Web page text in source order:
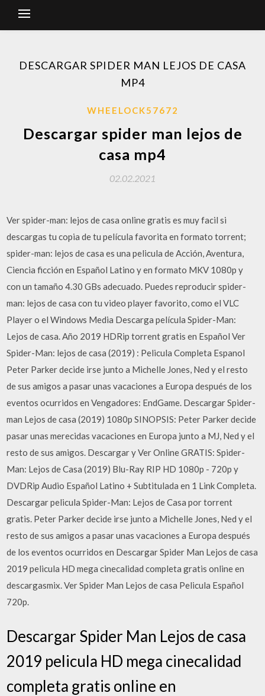
DESCARGAR SPIDER MAN LEJOS DE CASA
MP4
WHEELOCK57672
Descargar spider man lejos de
casa mp4
02.02.2021
Ver spider-man: lejos de casa online gratis es muy facil si
descargas tu copia de tu película favorita en formato torrent;
spider-man: lejos de casa es una pelicula de Acción, Aventura,
Ciencia ficción en Español Latino y en formato MKV 1080p y
con un tamaño 4.30 GBs adecuado. Puedes reproducir spider-
man: lejos de casa con tu video player favorito, como el VLC
Player o el Windows Media Descarga película Spider-Man:
Lejos de casa. Año 2019 HDRip torrent gratis en Español Ver
Spider-Man: lejos de casa (2019) : Pelicula Completa Espanol
Peter Parker decide irse junto a Michelle Jones, Ned y el resto
de sus amigos a pasar unas vacaciones a Europa después de los
eventos ocurridos en Vengadores: EndGame. Descargar Spider-
man Lejos de casa (2019) 1080p SINOPSIS: Peter Parker decide
pasar unas merecidas vacaciones en Europa junto a MJ, Ned y el
resto de sus amigos. Descargar y Ver Online GRATIS: Spider-
Man: Lejos de Casa (2019) Blu-Ray RIP HD 1080p - 720p y
DVDRip Audio Español Latino + Subtitulada en 1 Link Completa.
Descargar pelicula Spider-Man: Lejos de Casa por torrent
gratis. Peter Parker decide irse junto a Michelle Jones, Ned y el
resto de sus amigos a pasar unas vacaciones a Europa después
de los eventos ocurridos en Descargar Spider Man Lejos de casa
2019 pelicula HD mega cinecalidad completa gratis online en
descargasmix. Ver Spider Man Lejos de casa Pelicula Español
720p.
Descargar Spider Man Lejos de casa
2019 pelicula HD mega cinecalidad
completa gratis online en